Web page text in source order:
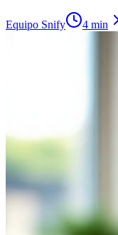
Equipo Snify 4 min